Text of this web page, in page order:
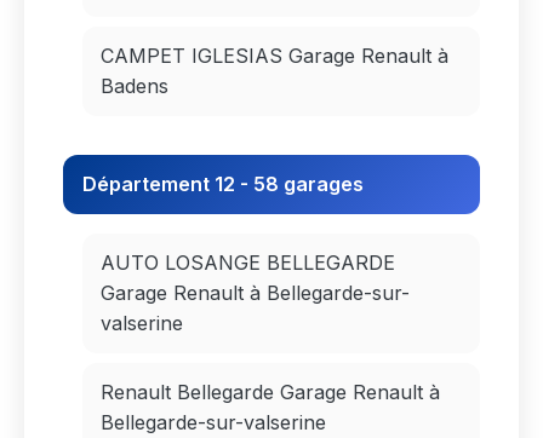
CAMPET IGLESIAS Garage Renault à
Badens
Département 12 - 58 garages
AUTO LOSANGE BELLEGARDE
Garage Renault à Bellegarde-sur-
valserine
Renault Bellegarde Garage Renault à
Bellegarde-sur-valserine